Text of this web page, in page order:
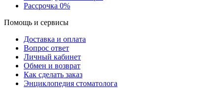
Рассрочка 0%
Помощь и сервисы
Доставка и оплата
Вопрос ответ
Личный кабинет
Обмен и возврат
Как сделать заказ
Энциклопедия стоматолога